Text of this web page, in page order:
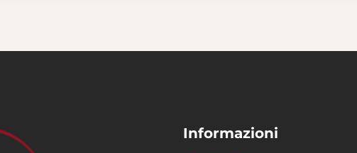
Informazioni